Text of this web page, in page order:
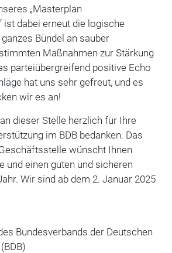
„Masterplan
ist dabei erneut die logische
Bündel an sauber
Maßnahmen zur Stärkung
parteiübergreifend positive Echo
hat uns sehr gefreut, und es
wir es an!
dieser Stelle herzlich für Ihre
im BDB bedanken. Das
wünscht Ihnen
und einen guten und sicheren
Wir sind ab dem 2. Januar 2025
Bundesverbands der Deutschen